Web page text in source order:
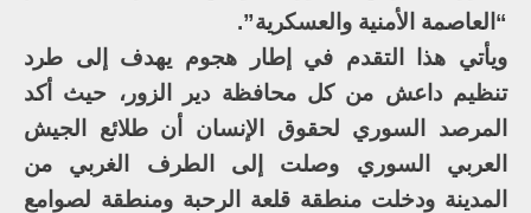
“العاصمة الأمنية والعسكرية”.
ويأتي هذا التقدم في إطار هجوم يهدف إلى طرد
تنظيم داعش من كل محافظة دير الزور، حيث أكد
المرصد السوري لحقوق الإنسان أن طلائع الجيش
العربي السوري وصلت إلى الطرف الغربي من
المدينة ودخلت منطقة قلعة الرحبة ومنطقة لصوامع